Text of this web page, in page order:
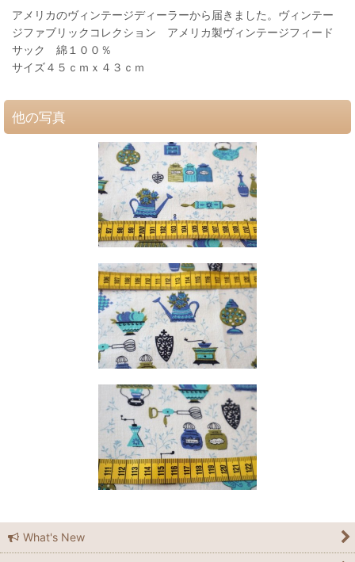
アメリカのヴィンテージディーラーから届きました。ヴィンテー
ジファブリックコレクション アメリカ製ヴィンテージフィード
サック 綿１００％
サイズ４５ｃｍｘ４３ｃｍ
他の写真
What's New